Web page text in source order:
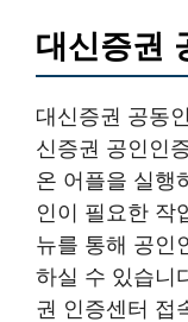
대신증권
대신증권 공동
신증권 공인인
온 어플을 실행
인이 필요한 작
뉴를 통해 공인
하실 수 있습니
권 인증센터 접